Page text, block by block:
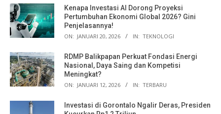
Kenapa Investasi AI Dorong Proyeksi
Pertumbuhan Ekonomi Global 2026? Gini
Penjelasannya!
ON: JANUARI 20, 2026 IN: TEKNOLOGI
RDMP Balikpapan Perkuat Fondasi Energi
Nasional, Daya Saing dan Kompetisi
Meningkat?
ON: JANUARI 12, 2026 IN: TERBARU
Investasi di Gorontalo Ngalir Deras, Presiden